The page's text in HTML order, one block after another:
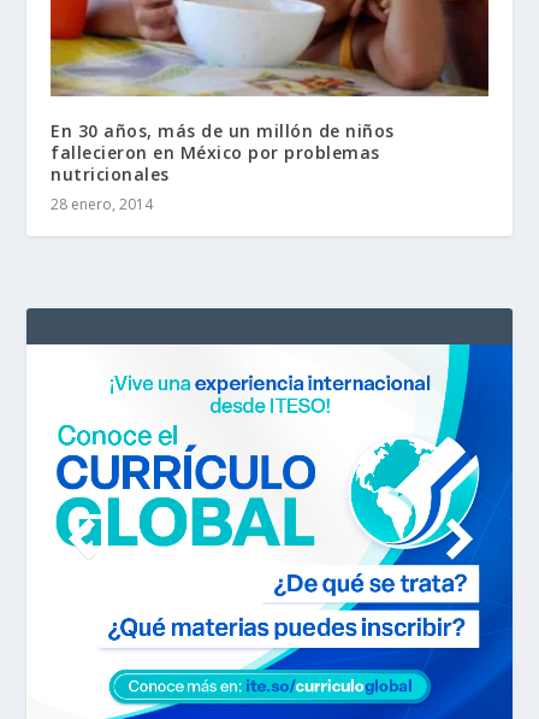
En 30 años, más de un millón de niños
fallecieron en México por problemas
nutricionales
28 enero, 2014